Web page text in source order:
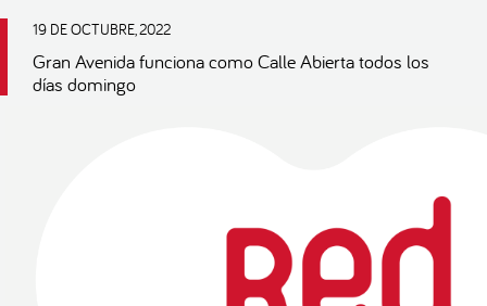
19 DE OCTUBRE, 2022
Gran Avenida funciona como Calle Abierta todos los
días domingo